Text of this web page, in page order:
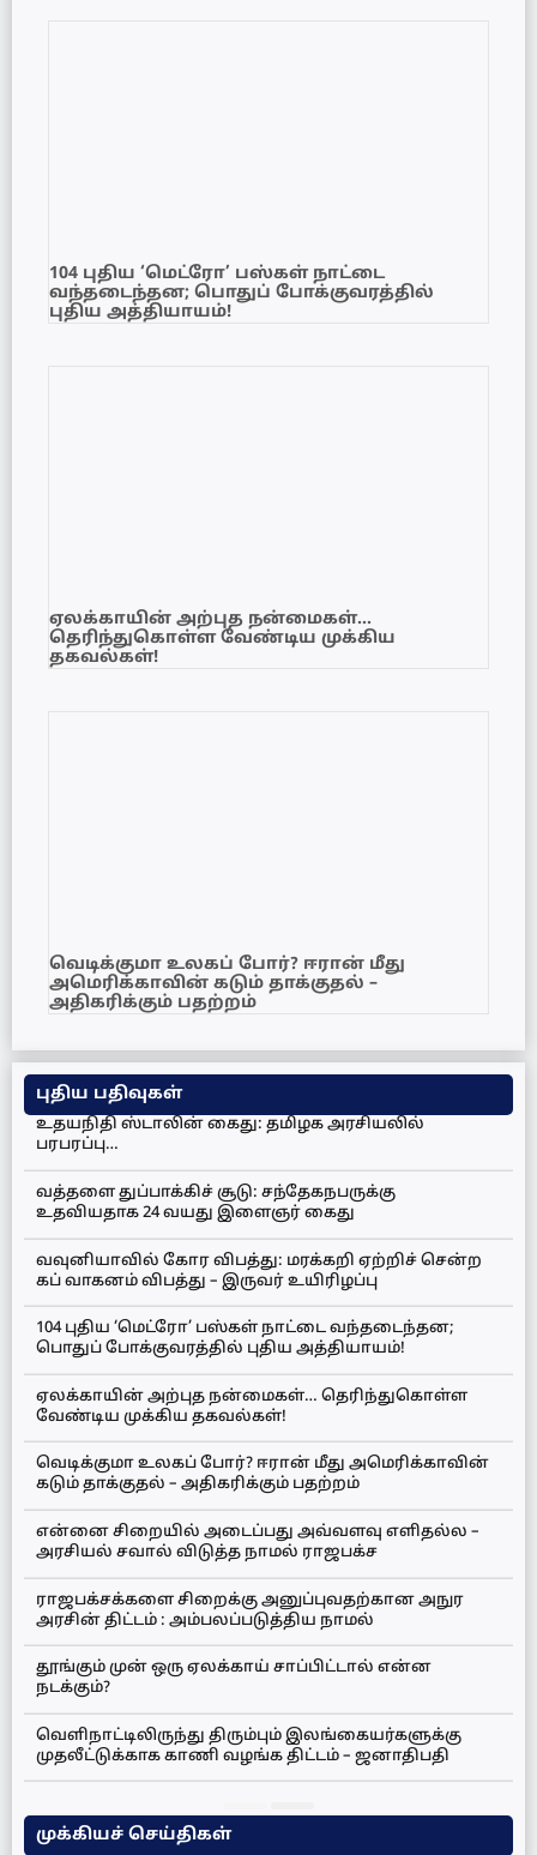
104 புதிய ‘மெட்ரோ’ பஸ்கள் நாட்டை
வந்தடைந்தன; பொதுப் போக்குவரத்தில்
புதிய அத்தியாயம்!
ஏலக்காயின் அற்புத நன்மைகள்…
தெரிந்துகொள்ள வேண்டிய முக்கிய
தகவல்கள்!
வெடிக்குமா உலகப் போர்? ஈரான் மீது
அமெரிக்காவின் கடும் தாக்குதல் –
அதிகரிக்கும் பதற்றம்
புதிய பதிவுகள்
உதயநிதி ஸ்டாலின் கைது: தமிழக அரசியலில்
பரபரப்பு…
வத்தளை துப்பாக்கிச் சூடு: சந்தேகநபருக்கு
உதவியதாக 24 வயது இளைஞர் கைது
வவுனியாவில் கோர விபத்து: மரக்கறி ஏற்றிச் சென்ற
கப் வாகனம் விபத்து – இருவர் உயிரிழப்பு
104 புதிய ‘மெட்ரோ’ பஸ்கள் நாட்டை வந்தடைந்தன;
பொதுப் போக்குவரத்தில் புதிய அத்தியாயம்!
ஏலக்காயின் அற்புத நன்மைகள்… தெரிந்துகொள்ள
வேண்டிய முக்கிய தகவல்கள்!
வெடிக்குமா உலகப் போர்? ஈரான் மீது அமெரிக்காவின்
கடும் தாக்குதல் – அதிகரிக்கும் பதற்றம்
என்னை சிறையில் அடைப்பது அவ்வளவு எளிதல்ல –
அரசியல் சவால் விடுத்த நாமல் ராஜபக்ச
ராஜபக்சக்களை சிறைக்கு அனுப்புவதற்கான அநுர
அரசின் திட்டம் : அம்பலப்படுத்திய நாமல்
தூங்கும் முன் ஒரு ஏலக்காய் சாப்பிட்டால் என்ன
நடக்கும்?
வெளிநாட்டிலிருந்து திரும்பும் இலங்கையர்களுக்கு
முதலீட்டுக்காக காணி வழங்க திட்டம் – ஜனாதிபதி
முக்கியச் செய்திகள்